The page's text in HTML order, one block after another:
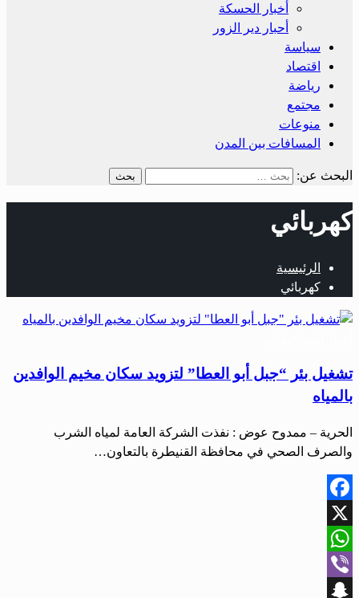
أخبار الحسكة
أحبار دير الزور
سياسة
اقتصاد
رياضة
مجتمع
منوعات
المسافات بين المدن
البحث عن:
كهربائي
الرئيسية
كهربائي
تشغيل بئر “جبل أبو العطا” لتزويد سكان مخيم الوافدين
بالمياه
الحرية – ممدوح عوض : نفذت الشركة العامة لمياه الشرب
والصرف الصحي في محافظة القنيطرة بالتعاون…
Facebook
X
WhatsApp
Viber